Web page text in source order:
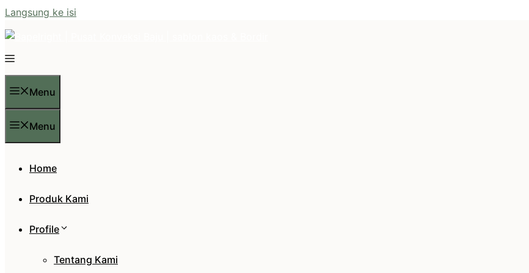
Langsung ke isi
Menu
Menu
Home
Produk Kami
Profile
Tentang Kami